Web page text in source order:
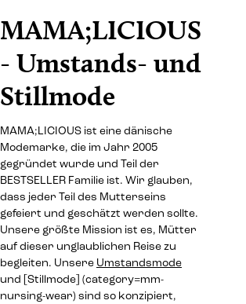
MAMA;LICIOUS
- Umstands- und
Stillmode
MAMA;LICIOUS ist eine dänische
Modemarke, die im Jahr 2005
gegründet wurde und Teil der
BESTSELLER Familie ist. Wir glauben,
dass jeder Teil des Mutterseins
gefeiert und geschätzt werden sollte.
Unsere größte Mission ist es, Mütter
auf dieser unglaublichen Reise zu
begleiten. Unsere Umstandsmode
und [Stillmode] (category=mm-
nursing-wear) sind so konzipiert,